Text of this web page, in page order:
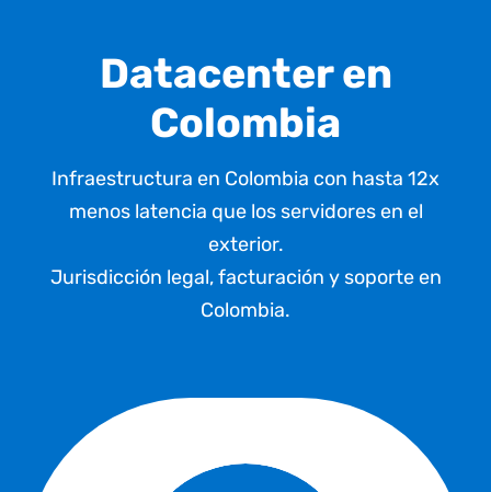
Datacenter en
Colombia
Infraestructura en Colombia con hasta 12x
menos latencia que los servidores en el
exterior.
Jurisdicción legal, facturación y soporte en
Colombia.